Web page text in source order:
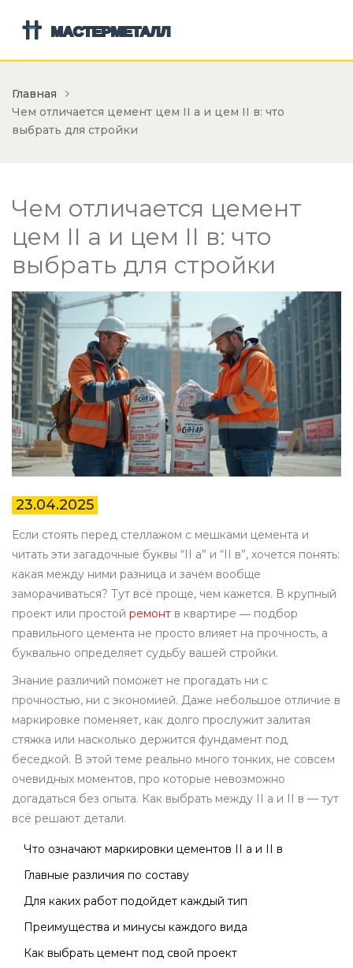
Главная
Чем отличается цемент цем II а и цем II в: что
выбрать для стройки
Чем отличается цемент
цем II а и цем II в: что
выбрать для стройки
23.04.2025
Если стоять перед стеллажом с мешками цемента и
читать эти загадочные буквы “II а” и “II в”, хочется понять:
какая между ними разница и зачем вообще
заморачиваться? Тут всё проще, чем кажется. В крупный
проект или простой ремонт в квартире ― подбор
правильного цемента не просто влияет на прочность, а
буквально определяет судьбу вашей стройки.
Знание различий поможет не прогадать ни с
прочностью, ни с экономией. Даже небольшое отличие в
маркировке поменяет, как долго прослужит залитая
стяжка или насколько держится фундамент под
беседкой. В этой теме реально много тонких, не совсем
очевидных моментов, про которые невозможно
догадаться без опыта. Как выбрать между II а и II в — тут
всё решают детали.
Что означают маркировки цементов II а и II в
Главные различия по составу
Для каких работ подойдет каждый тип
Преимущества и минусы каждого вида
Как выбрать цемент под свой проект